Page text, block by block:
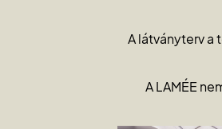
A látványterv a
A LAMÉE